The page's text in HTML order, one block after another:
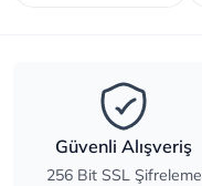
Güvenli Alışveriş
256 Bit SSL Şifreleme